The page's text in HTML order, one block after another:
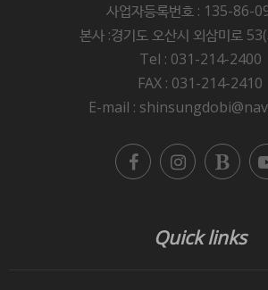
사업자등록번호 : 135-86-
본사 :경기도 오산시 외삼미로
Tel : 031-214-2400
FAX : 031-214-2410
E-mail :
Quick links